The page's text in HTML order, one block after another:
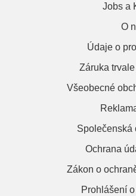
Jobs a
O
Údaje o
Záruka
Všeobecné
Společenská
Ochrana
Zákon o
Prohlášení